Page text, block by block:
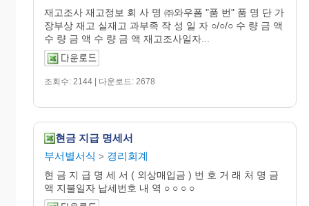
재고조사 재고정보 회 사 명 ㈜와우폼 "품 번" 품 명 단 가
장부상 재고 실재고 과부족 작 성 일 자 ○/○/○ 수 량 금 액
수 량 금 액 수 량 금 액 재고조사일자...
조회수: 2144 | 다운로드: 2678
현금 지급 명세서
부서별서식 > 경리회계
현 금 지 급 명 세 서 ( 외상매입금 ) 번 호 거 래 처 명 금
액 지불일자 납세번호 내 역 ○ ○ ○ ○